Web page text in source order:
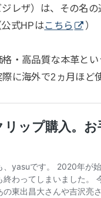
レザ）は、その名
式HPはこちら ）
・高品質な本革と
に海外で2ヵ月ほど